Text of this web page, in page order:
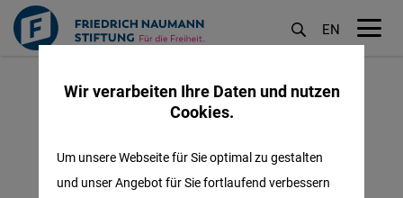
EN
Wir verarbeiten Ihre Daten und nutzen
Cookies.
Um unsere Webseite für Sie optimal zu gestalten
und unser Angebot für Sie fortlaufend verbessern